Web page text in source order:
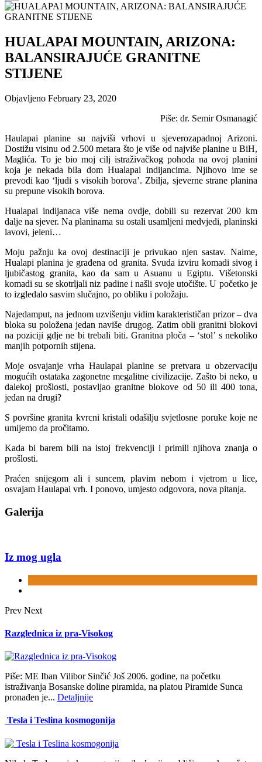
HUALAPAI MOUNTAIN, ARIZONA:
BALANSIRAJUĆE GRANITNE
STIJENE
Objavljeno February 23, 2020
Piše: dr. Semir Osmanagić
Haulapai planine su najviši vrhovi u sjeverozapadnoj Arizoni.
Dostižu visinu od 2.500 metara što je više od najviše planine u BiH,
Maglića. To je bio moj cilj istraživačkog pohoda na ovoj planini
koja je nekada bila dom Hualapai indijancima. Njihovo ime se
prevodi kao ‘ljudi s visokih borova’. Zbilja, sjeverne strane planina
su prepune visokih borova.
Hualapai indijanaca više nema ovdje, dobili su rezervat 200 km
dalje na sjever. Na planinama su ostali usamljeni medvjedi, planinski
lavovi, jeleni…
Moju pažnju ka ovoj destinaciji je privukao njen sastav. Naime,
Hualapi planina je građena od granita. Svuda izviru komadi sivog i
ljubičastog granita, kao da sam u Asuanu u Egiptu. Višetonski
komadi su se skotrljali niz padine i našli svoje utočište. U početko je
to izgledalo sasvim slučajno, po obliku i položaju.
Najedamput, na jednom uzvišenju vidim karakterističan prizor – dva
bloka su položena jedan naviše drugog. Zatim obli granitni blokovi
na poziciji gdje ne bi trebali biti. Granitna ploča – ‘stol’ s nekoliko
manjih potpornih stijena.
Moje osvajanje vrha Haulapai planine se pretvara u obzervaciju
mogućih ostataka zagonetne megalitne civilizacije. Zašto bi neko, u
dalekoj prošlosti, postavljao granitne blokove od 50 ili 400 tona,
jedan na drugi?
S površine granita kvrcni kristali odašilju svjetlosne poruke koje ne
umijemo da pročitamo.
Kada bi barem bili na istoj frekvenciji i primili njihova znanja o
prošlosti.
Praćen snijegom ali i suncem, plavim nebom i vjetrom u lice,
osvajam Haulapai vrh. I ponovo, umjesto odgovora, nova pitanja.
Galerija
Iz mog ugla
Prev Next
Razglednica iz pra-Visokog
Piše: ME Iban Vilibor Sinčić Još 2006. godine, na početku
istraživanja Bosanske doline piramida, na platou Piramide Sunca
pronađen je... Detaljnije
Tesla i Teslina kosmogonija